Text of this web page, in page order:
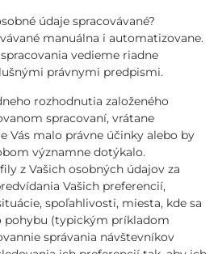
údaje spracovávané?
manuálna i automatizovane.
vedieme riadne
právnymi predpismi.
rozhodnutia založeného
spracovaní, vrátane
Vás malo právne účinky alebo by
významne dotýkalo.
z Vašich osobných údajov za
Vašich preferencií,
spoľahlivosti, miesta, kde sa
pohybu (typickým príkladom
správania návštevníkov